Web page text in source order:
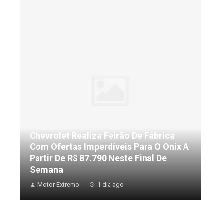
Chevrolet Realiza Feirão De Fábrica
Com Ofertas Imperdíveis Para O Onix A
Partir De R$ 87.790 Neste Final De
Semana
Motor Extremo 1 dia ago